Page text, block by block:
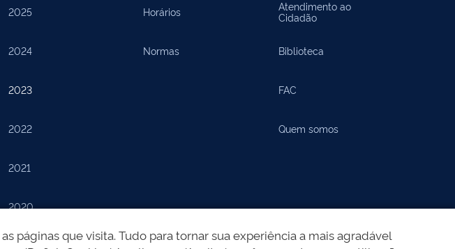
2025
2024
2023
2022
2021
2020
2019
Horários
Normas
Atendimento ao
Cidadão
Biblioteca
FAC
Quem somos
páginas que visita. Tudo para tornar sua experiência a mais agradável